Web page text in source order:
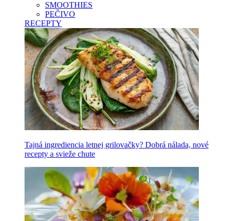
SMOOTHIES
PEČIVO
RECEPTY
Tajná ingrediencia letnej grilovačky? Dobrá nálada, nové
recepty a svieže chute